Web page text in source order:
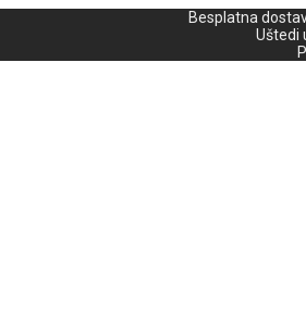
Besplatna
Uštedi